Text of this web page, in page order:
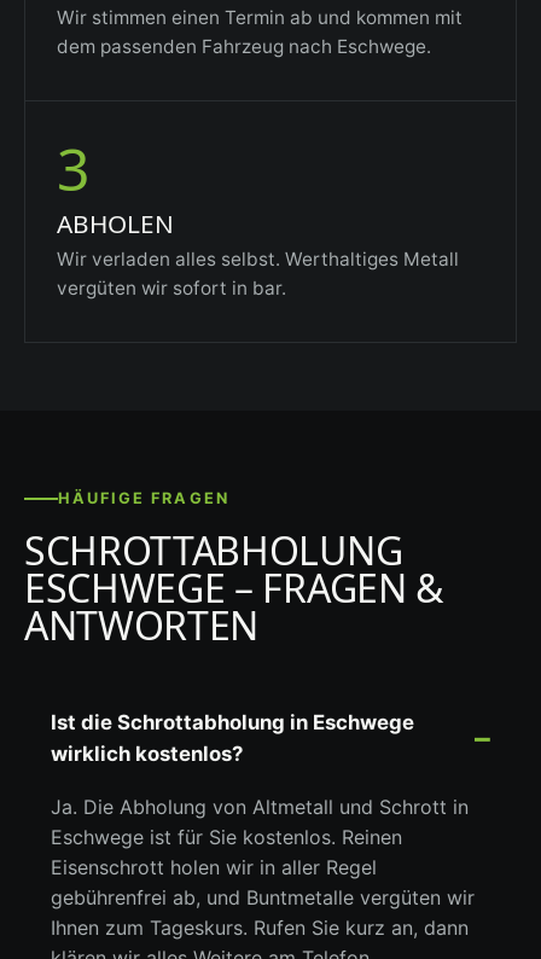
Wir stimmen einen Termin ab und kommen mit
dem passenden Fahrzeug nach Eschwege.
3
ABHOLEN
Wir verladen alles selbst. Werthaltiges Metall
vergüten wir sofort in bar.
HÄUFIGE FRAGEN
SCHROTTABHOLUNG
ESCHWEGE – FRAGEN &
ANTWORTEN
Ist die Schrottabholung in Eschwege
wirklich kostenlos?
Ja. Die Abholung von Altmetall und Schrott in
Eschwege ist für Sie kostenlos. Reinen
Eisenschrott holen wir in aller Regel
gebührenfrei ab, und Buntmetalle vergüten wir
Ihnen zum Tageskurs. Rufen Sie kurz an, dann